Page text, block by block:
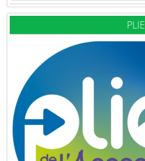
PLIE